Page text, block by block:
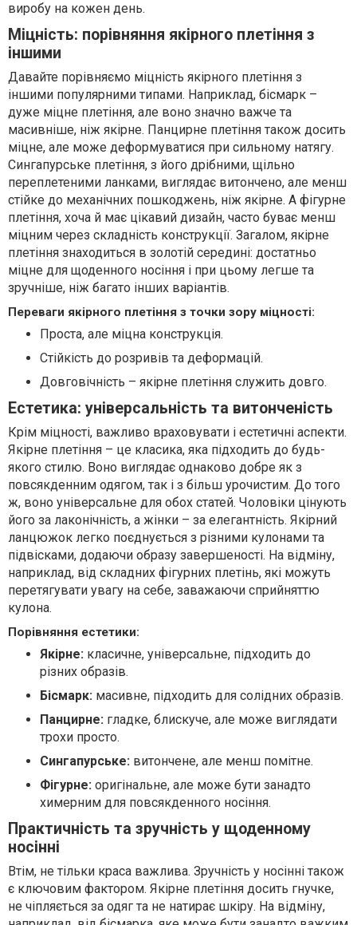
виробу на кожен день.
Міцність: порівняння якірного плетіння з
іншими
Давайте порівняємо міцність якірного плетіння з
іншими популярними типами. Наприклад, бісмарк –
дуже міцне плетіння, але воно значно важче та
масивніше, ніж якірне. Панцирне плетіння також досить
міцне, але може деформуватися при сильному натягу.
Сингапурське плетіння, з його дрібними, щільно
переплетеними ланками, виглядає витончено, але менш
стійке до механічних пошкоджень, ніж якірне. А фігурне
плетіння, хоча й має цікавий дизайн, часто буває менш
міцним через складність конструкції. Загалом, якірне
плетіння знаходиться в золотій середині: достатньо
міцне для щоденного носіння і при цьому легше та
зручніше, ніж багато інших варіантів.
Переваги якірного плетіння з точки зору міцності:
Проста, але міцна конструкція.
Стійкість до розривів та деформацій.
Довговічність – якірне плетіння служить довго.
Естетика: універсальність та витонченість
Крім міцності, важливо враховувати і естетичні аспекти.
Якірне плетіння – це класика, яка підходить до будь-
якого стилю. Воно виглядає однаково добре як з
повсякденним одягом, так і з більш урочистим. До того
ж, воно універсальне для обох статей. Чоловіки цінують
його за лаконічність, а жінки – за елегантність. Якірний
ланцюжок легко поєднується з різними кулонами та
підвісками, додаючи образу завершеності. На відміну,
наприклад, від складних фігурних плетінь, які можуть
перетягувати увагу на себе, заважаючи сприйняттю
кулона.
Порівняння естетики:
Якірне: класичне, універсальне, підходить до
різних образів.
Бісмарк: масивне, підходить для солідних образів.
Панцирне: гладке, блискуче, але може виглядати
трохи просто.
Сингапурське: витончене, але менш помітне.
Фігурне: оригінальне, але може бути занадто
химерним для повсякденного носіння.
Практичність та зручність у щоденному
носінні
Втім, не тільки краса важлива. Зручність у носінні також
є ключовим фактором. Якірне плетіння досить гнучке,
не чіпляється за одяг та не натирає шкіру. На відміну,